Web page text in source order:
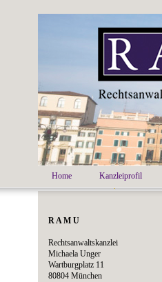
Home Kanzleiprofil
R A M U
Rechtsanwaltskanzlei
Michaela Unger
Wartburgplatz 11
80804 München